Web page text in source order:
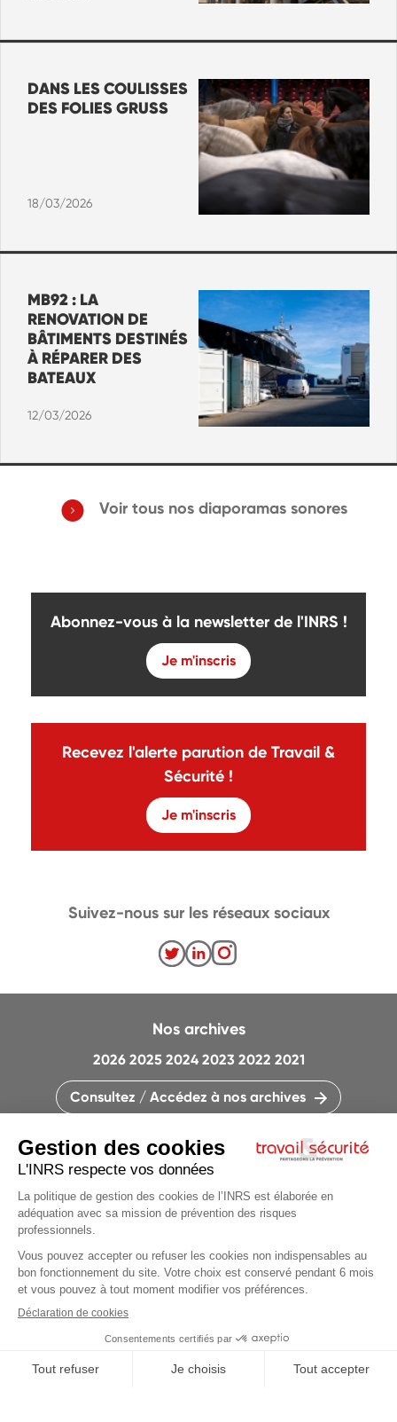
DANS LES COULISSES
DES FOLIES GRUSS
18/03/2026
MB92 : LA
RENOVATION DE
BÂTIMENTS DESTINÉS
À RÉPARER DES
BATEAUX
12/03/2026
Voir tous nos diaporamas sonores
Abonnez-vous à la newsletter de l'INRS !
Je m'inscris
Recevez l'alerte parution de Travail &
Sécurité !
Je m'inscris
CONTACTEZ LA RÉDACTION
QUI SOMMES-NOUS ?
PLAN DU SITE
PARAMÈTRES DES COOKIES
CHARTE DES COOKIES ET TRACEURS
Nos archives
2026 2025 2024 2023 2022 2021
Consultez / Accédez à nos archives
Suivez-nous sur les réseaux sociaux